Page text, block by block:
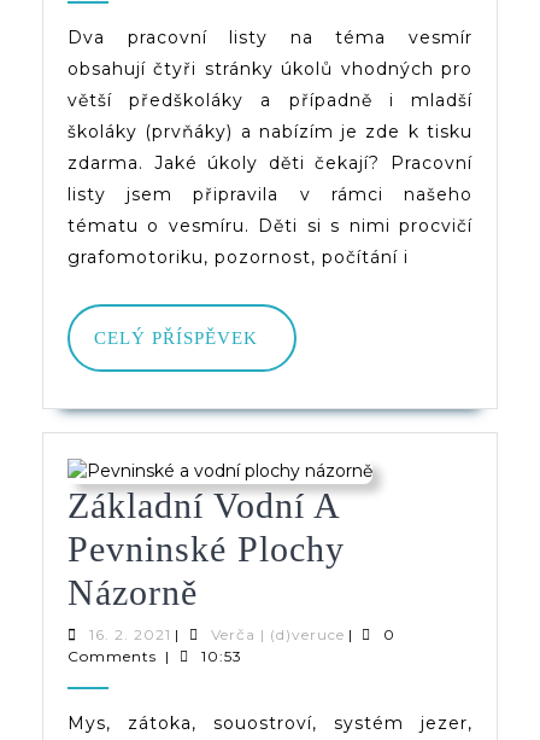
Listy
K
Tisku
Dva pracovní listy na téma vesmír
obsahují čtyři stránky úkolů vhodných pro
větší předškoláky a případně i mladší
školáky (prvňáky) a nabízím je zde k tisku
zdarma. Jaké úkoly děti čekají? Pracovní
listy jsem připravila v rámci našeho
tématu o vesmíru. Děti si s nimi procvičí
grafomotoriku, pozornost, počítání i
CELÝ PŘÍSPĚVEK
CELÝ
PŘÍSPĚVEK
Základní Vodní A
Pevninské Plochy
Názorně
Vodní
Pevninské
16. 2. 2021 16.
2.
| Verča | (d)veruceVerča
|
0
Comments | 10:53
Mys, zátoka, souostroví, systém jezer,